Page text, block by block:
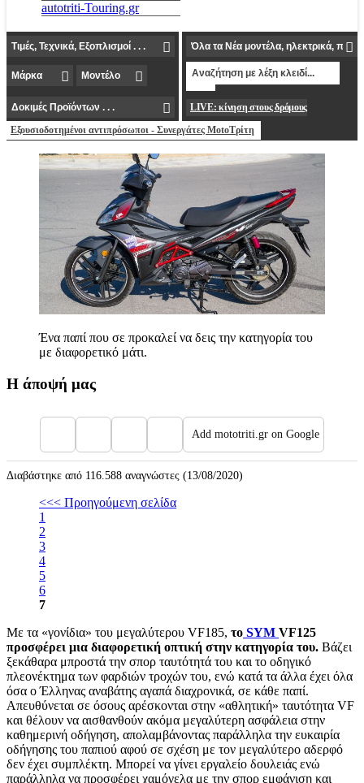
autotriti-Touring.gr
LIVE: κίνηση στους δρόμους
Εξουσιοδοτημένοι αντιπρόσωποι - Συνεργάτες MotoΤρίτη
Ένα παπί που σε προκαλεί να δεις την κατηγορία του
με διαφορετικό μάτι.
Η άποψή μας
Add mototriti.gr on Google
Διαβάστηκε από 116.588 αναγνώστες (13/08/2020)
<<< Προηγούμενη σελίδα
1
2
3
4
5
6
7
Με τα «γονίδια» του μεγαλύτερου VF185, το SYM VF125
προσφέρει μια διαφορετική οπτική στην κατηγορία του. Βάζει
ξεκάθαρα μπροστά την σπορ ταυτότητά του και το οδηγικό
πλεονέκτημα των φαρδιών τροχών του, ενώ κατά τα άλλα έχει όλα
όσα ο Έλληνας αναβάτης αγαπά διαχρονικά, σε κάθε παπί.
Απευθύνεται σε όσους αρέσκονται στην «αθλητική» ταυτότητα VF
και θέλουν να αισθανθούν ακόμα μεγαλύτερη ασφάλεια στην
καθημερινή οδήγηση, απολαμβάνοντας παράλληλα την ευκαιρία
οδήγησης του παπιού αφού σε σχέση με τον μεγαλύτερο αδερφό
δεν έχει συμπλέκτη. Μπορεί να γίνει εργαλείο δουλειάς ενώ
παράλληλα να προσφέρει χαμόγελα με την σπορ εμφάνιση και